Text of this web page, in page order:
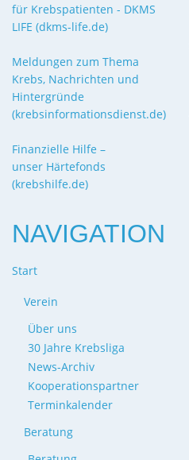
für Krebspatienten - DKMS
LIFE (dkms-life.de)
Meldungen zum Thema
Krebs, Nachrichten und
Hintergründe
(krebsinformationsdienst.de)
Finanzielle Hilfe –
unser Härtefonds
(krebshilfe.de)
NAVIGATION
Start
Verein
Über uns
30 Jahre Krebsliga
News-Archiv
Kooperationspartner
Terminkalender
Beratung